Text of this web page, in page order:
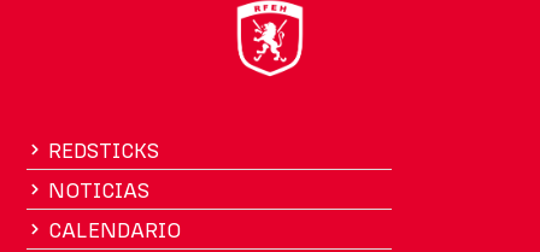
REDSTICKS
NOTICIAS
CALENDARIO